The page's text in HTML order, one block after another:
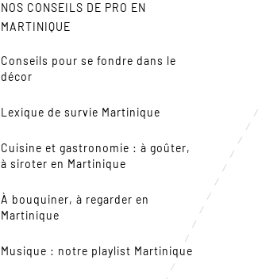
NOS CONSEILS DE PRO EN
MARTINIQUE
Conseils pour se fondre dans le
décor
Lexique de survie Martinique
Cuisine et gastronomie : à goûter,
à siroter en Martinique
À bouquiner, à regarder en
Martinique
Musique : notre playlist Martinique